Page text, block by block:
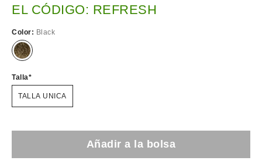
EL CÓDIGO: REFRESH
Color: Black
Talla
TALLA UNICA
Añadir a la bolsa